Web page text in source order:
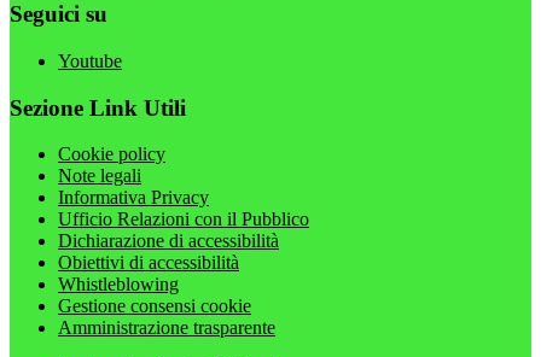
Seguici su
Youtube
Sezione Link Utili
Cookie policy
Note legali
Informativa Privacy
Ufficio Relazioni con il Pubblico
Dichiarazione di accessibilità
Obiettivi di accessibilità
Whistleblowing
Gestione consensi cookie
Amministrazione trasparente